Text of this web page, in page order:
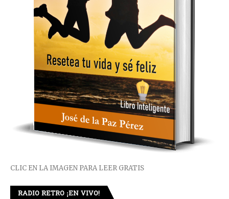
CLIC EN LA IMAGEN PARA LEER GRATIS
RADIO RETRO ¡EN VIVO!